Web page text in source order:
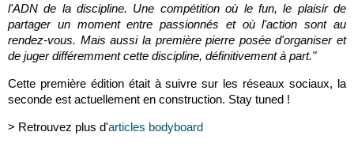
l'ADN de la discipline. Une compétition où le fun, le plaisir de
partager un moment entre passionnés et où l'action sont au
rendez-vous. Mais aussi la première pierre posée d'organiser et
de juger différemment cette discipline, définitivement à part."
Cette première édition était à suivre sur les réseaux sociaux, la
seconde est actuellement en construction. Stay tuned !
> Retrouvez plus d'articles bodyboard